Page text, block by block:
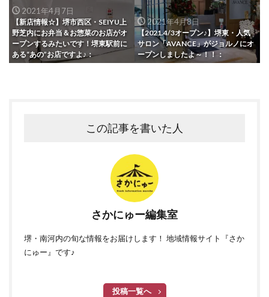
2021年4月7日
【新店情報☆】堺市西区・SEIYU上
野芝内にお弁当＆お惣菜のお店がオ
ープンするみたいです！堺東駅前に
ある“あの”お店ですよ♪：
2021年4月8日
【2021.4/3オープン♪】堺東・人気
サロン「AVANCE」がジョルノにオ
ープンしましたよ～！！：
この記事を書いた人
さかにゅー編集室
堺・南河内の旬な情報をお届けします！ 地域情報サイト『さか
にゅー』です♪
投稿一覧へ